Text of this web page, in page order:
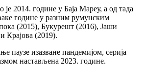
2014. године у Баја Мареу, а од тада
године у разним румунским
(2015), Букурешт (2016), Јаши
Крајова (2019).
паузе изазване пандемијом, серија
настављена 2023. године.